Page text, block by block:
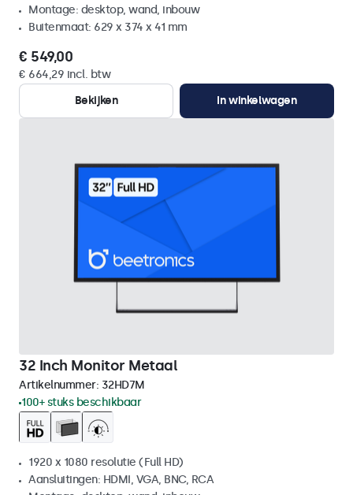
Montage: desktop, wand, inbouw
Buitenmaat: 629 x 374 x 41 mm
€ 549,00
€ 664,29 incl. btw
Bekijken
In winkelwagen
32 Inch Monitor Metaal
Artikelnummer: 32HD7M
100+ stuks beschikbaar
1920 x 1080 resolutie (Full HD)
Aansluitingen: HDMI, VGA, BNC, RCA